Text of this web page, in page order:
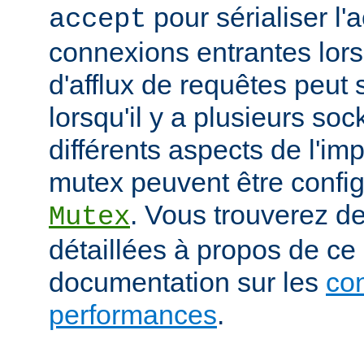
accept pour sérialiser
connexions entrantes
d'afflux de requêtes peut
lorsqu'il y a plusieurs
différents aspects de
mutex peuvent être
Mutex. Vous trouverez
détaillées à propos de
documentation sur les
performances.